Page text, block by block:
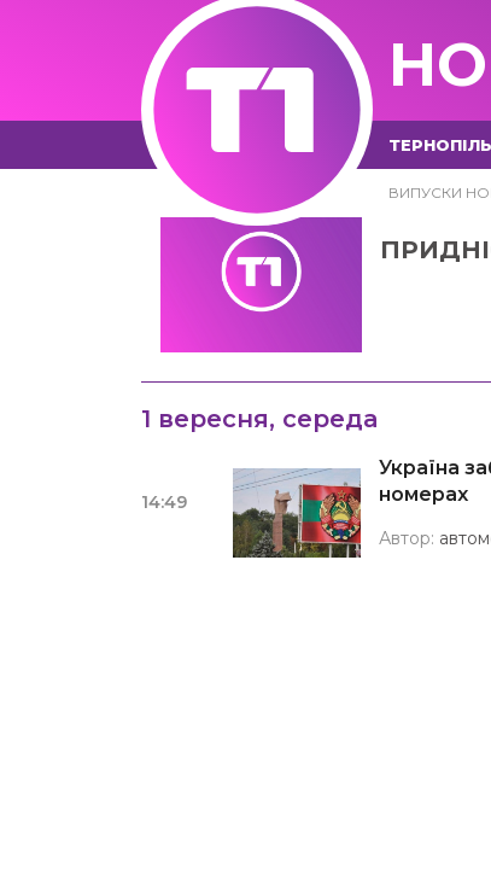
ТЕРНОПІЛЬ
ВИПУСКИ
1 вересня, середа
14:49
Україна
номерах
Автор: